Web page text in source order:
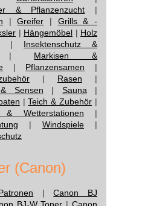
& Pflanzenzucht |
|Greifer | Grills & -
| Hängemöbel | Holz
| Insektenschutz &
Markisen &
| Pflanzensamen |
| Rasen |
Sensen | Sauna |
|Teich & Zubehör |
& Wetterstationen |
| Windspiele |
(Canon)
|Canon BJ